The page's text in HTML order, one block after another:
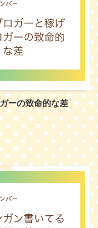
ーの致命的な差